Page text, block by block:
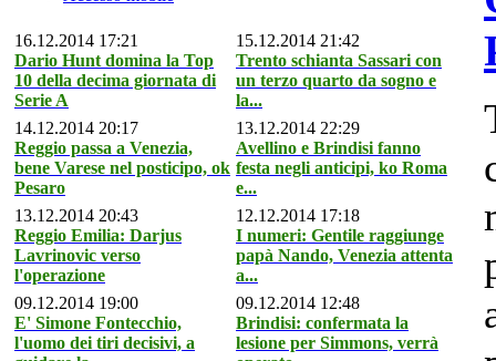
16.12.2014 17:21
Dario Hunt domina la Top
10 della decima giornata di
Serie A
15.12.2014 21:42
Trento schianta Sassari con
un terzo quarto da sogno e
la...
14.12.2014 20:17
Reggio passa a Venezia,
bene Varese nel posticipo, ok
Pesaro
13.12.2014 22:29
Avellino e Brindisi fanno
festa negli anticipi, ko Roma
e...
13.12.2014 20:43
Reggio Emilia: Darjus
Lavrinovic verso
l'operazione
12.12.2014 17:18
I numeri: Gentile raggiunge
papà Nando, Venezia attenta
a...
09.12.2014 19:00
E' Simone Fontecchio,
l'uomo dei tiri decisivi, a
09.12.2014 12:48
Brindisi: confermata la
lesione per Simmons, verrà